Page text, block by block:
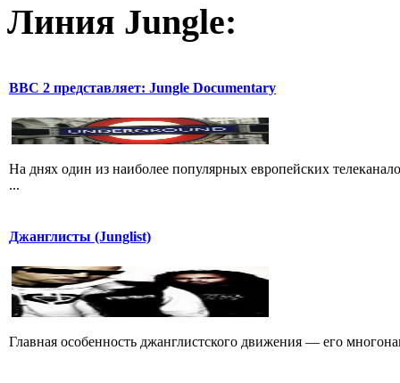
Линия Jungle:
BBC 2 представляет: Jungle Documentary
На днях один из наиболее популярных европейских
...
Джанглисты (Junglist)
Главная особенность джанглистского движения — его